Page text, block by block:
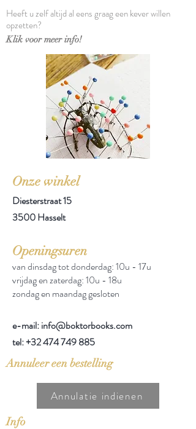
Heeft u zelf altijd al eens graag een kever willen
opzetten?
Klik voor meer info!
Onze winkel
Diesterstraat 15
3500 Hasselt
Openingsuren
van dinsdag tot donderdag: 10u - 17u
vrijdag en zaterdag: 10u - 18u
zondag en maandag gesloten
e-mail: info@boktorbooks.com
tel:+32 474 749 885
Annuleer een bestelling
Annulatie indienen
Info